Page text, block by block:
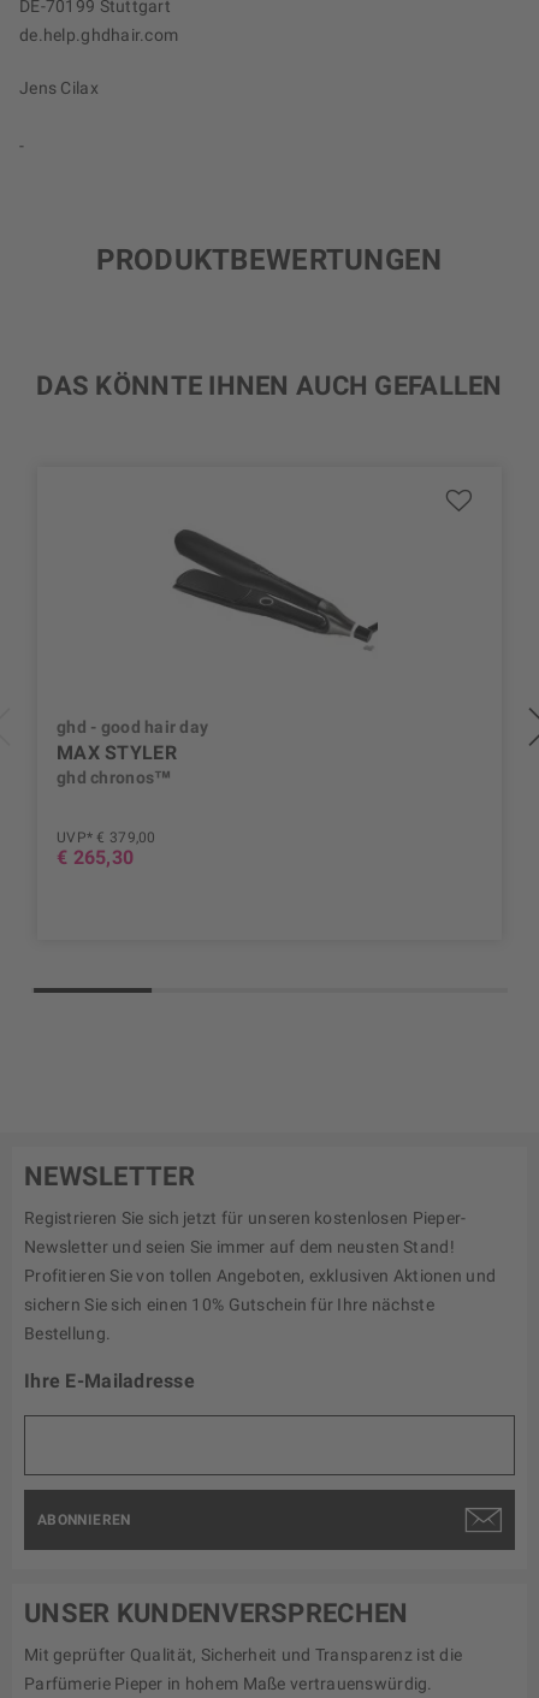
DE-70199 Stuttgart
de.help.ghdhair.com
Jens Cilax
-
PRODUKTBEWERTUNGEN
DAS KÖNNTE IHNEN AUCH GEFALLEN
ghd - good hair day
MAX STYLER
ghd chronos™
UVP* € 379,00
€ 265,30
NEWSLETTER
Registrieren Sie sich jetzt für unseren kostenlosen Pieper-
Newsletter und seien Sie immer auf dem neusten Stand!
Profitieren Sie von tollen Angeboten, exklusiven Aktionen und
sichern Sie sich einen 10% Gutschein für Ihre nächste
Bestellung.
Ihre E-Mailadresse
ABONNIEREN
UNSER KUNDENVERSPRECHEN
Mit geprüfter Qualität, Sicherheit und Transparenz ist die
Parfümerie Pieper in hohem Maße vertrauenswürdig.